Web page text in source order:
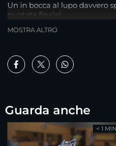
Un in bocca al lupo davvero
puntata finale!
MOSTRA ALTRO
Guarda anche
< 1 MIN